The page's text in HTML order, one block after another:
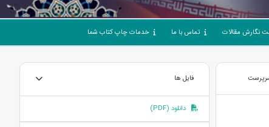
نگارش مقالات تماس با ما خدمات چاپ کتاب شما
فایل ها
دانلود (PDF)